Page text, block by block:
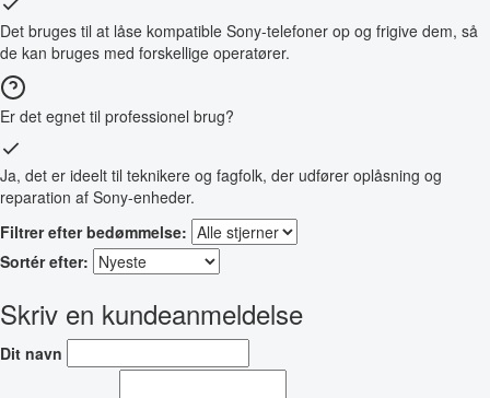
Det bruges til at låse kompatible Sony-telefoner op og frigive dem, så
de kan bruges med forskellige operatører.
Er det egnet til professionel brug?
Ja, det er ideelt til teknikere og fagfolk, der udfører oplåsning og
reparation af Sony-enheder.
Filtrer efter bedømmelse:
Sortér efter:
Skriv en kundeanmeldelse
Dit navn